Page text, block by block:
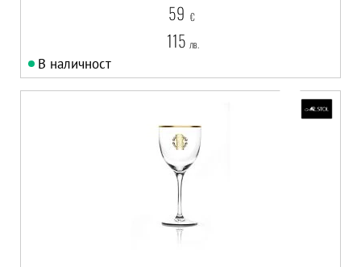
59 €
115 лв.
В наличност